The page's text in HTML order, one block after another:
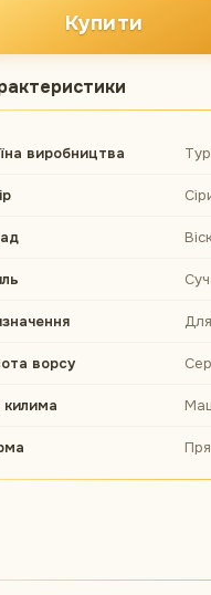
Купити
виробництва
ворсу
килима